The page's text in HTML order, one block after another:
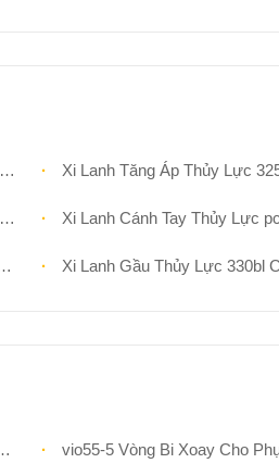
Xi Lanh Tăng Áp Thủy Lực 325cl Cho Phụ Tùng Máy
Xi Lanh Cánh Tay Thủy Lực pc400lc-7l pc400-7l Cho Phụ Tùng
Xi Lanh Gầu Thủy Lực 330bl Cho Phụ Tùng Máy Xúc
vio55-5 Vòng Bi Xoay Cho Phụ Tùng Máy